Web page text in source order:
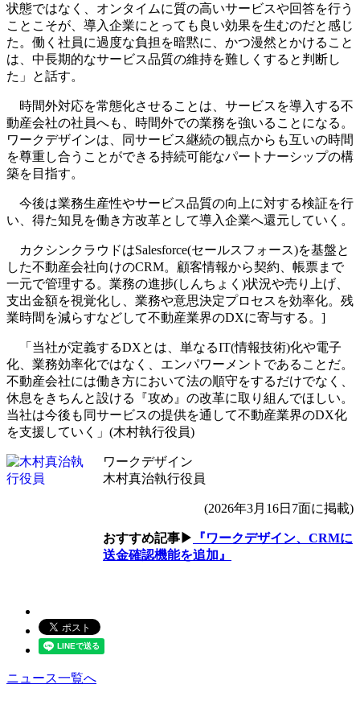
状態ではなく、オンタイムに質の高いサービスや回答を行う
ことこそが、導入企業にとっても良い効果を生むのだと感じ
た。働く社員に過度な負担を暗黙に、かつ漫然とかけること
は、中長期的なサービス品質の維持を難しくすると判断し
た」と話す。
時間外対応を常態化させることは、サービスを導入する不
動産会社の社員へも、時間外での業務を強いることになる。
ワークデザインは、同サービス継続の観点からも互いの時間
を尊重し合うことができる持続可能なパートナーシップの構
築を目指す。
今後は業務生産性やサービス品質の向上に対する検証を行
い、得た知見を働き方改革として導入企業へ還元していく。
カクシンクラウドはSalesforce(セールスフォース)を基盤と
した不動産会社向けのCRM。顧客情報から契約、帳票まで
一元で管理する。業務の進捗(しんちょく)状況や売り上げ、
支出金額を視覚化し、業務や意思決定プロセスを効率化。残
業時間を減らすなどして不動産業界のDXに寄与する。]
「当社が定義するDXとは、単なるIT(情報技術)化や電子
化、業務効率化ではなく、エンパワーメントであることだ。
不動産会社には働き方において法の順守をするだけでなく、
休息をきちんと設ける『攻め』の改革に取り組んでほしい。
当社は今後も同サービスの提供を通して不動産業界のDX化
を支援していく」(木村執行役員)
ワークデザイン
木村真治執行役員
(2026年3月16日7面に掲載)
おすすめ記事▶
『ワークデザイン、CRMに
送金確認機能を追加』
ニュース一覧へ